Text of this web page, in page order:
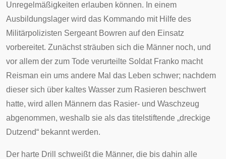
Unregelmäßigkeiten erlauben können. In einem
Ausbildungslager wird das Kommando mit Hilfe des
Militärpolizisten SergeantBowren auf den Einsatz
vorbereitet. Zunächst sträuben sich die Männer noch, und
vor allem der zum Tode verurteilte Soldat Franko macht
Reisman ein ums andere Mal das Leben schwer; nachdem
dieser sich über kaltes Wasser zum Rasieren beschwert
hatte, wird allen Männern das Rasier- und Waschzeug
abgenommen, weshalb sie als das titelstiftende „dreckige
Dutzend“ bekannt werden.
Der harte Drill schweißt die Männer, die bis dahin alle